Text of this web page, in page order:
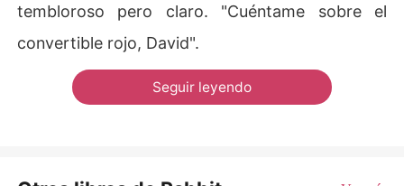
tembloroso pero claro. "Cuéntame sobre el
convertible rojo, David".
Seguir leyendo